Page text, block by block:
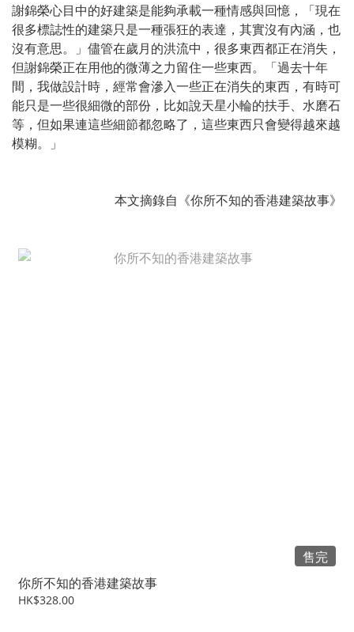
謝錦榮心目中的好建築是能夠承載一種情感與回憶，「現在
很多標誌性的建築只是一種張狂的表達，其實沒有內涵，也
沒有意思。」儘管在歲月的洪流中，很多東西都正在消失，
但謝錦榮正在用他的微薄之力留住一些東西。「過去十年
間，我做設計時，經常會滲入一些正在消失的東西，有時可
能只是一些很細微的部份，比如說天星小輪的扶手、水磨石
等，但如果連這些細節都忽略了，這些東西只會變得越來越
模糊。」
本文摘錄自《你所不知的香港建築故事》
售完
你所不知的香港建築故事
HK$328.00